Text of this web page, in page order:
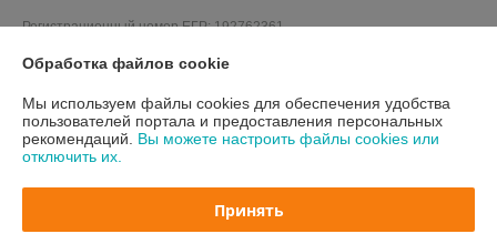
Регистрационный номер ЕГР: 192762361
УНП: 192762361
Регистрационный орган: Мингорисполком
Дата регистрации компании: 23.01.2017
Ссылка на свидетельство/лицензию
Обработка файлов cookie
Мы используем файлы cookies для обеспечения удобства
пользователей портала и предоставления персональных
рекомендаций. Вы можете настроить файлы cookies или
отключить их.
Принять